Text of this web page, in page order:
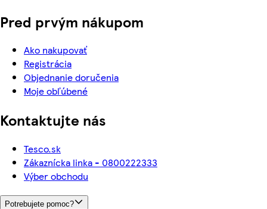
Pred prvým nákupom
Ako nakupovať
Registrácia
Objednanie doručenia
Moje obľúbené
Kontaktujte nás
Tesco.sk
Zákaznícka linka - 0800222333
Výber obchodu
Potrebujete pomoc?